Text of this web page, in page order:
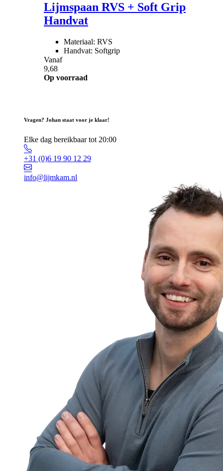
Lijmspaan RVS + Soft Grip
Handvat
Materiaal: RVS
Handvat: Softgrip
Vanaf
9,68
Op voorraad
Vragen? Johan staat voor je klaar!
Elke dag bereikbaar tot 20:00
+31 (0)6 19 90 12 29
info@lijmkam.nl